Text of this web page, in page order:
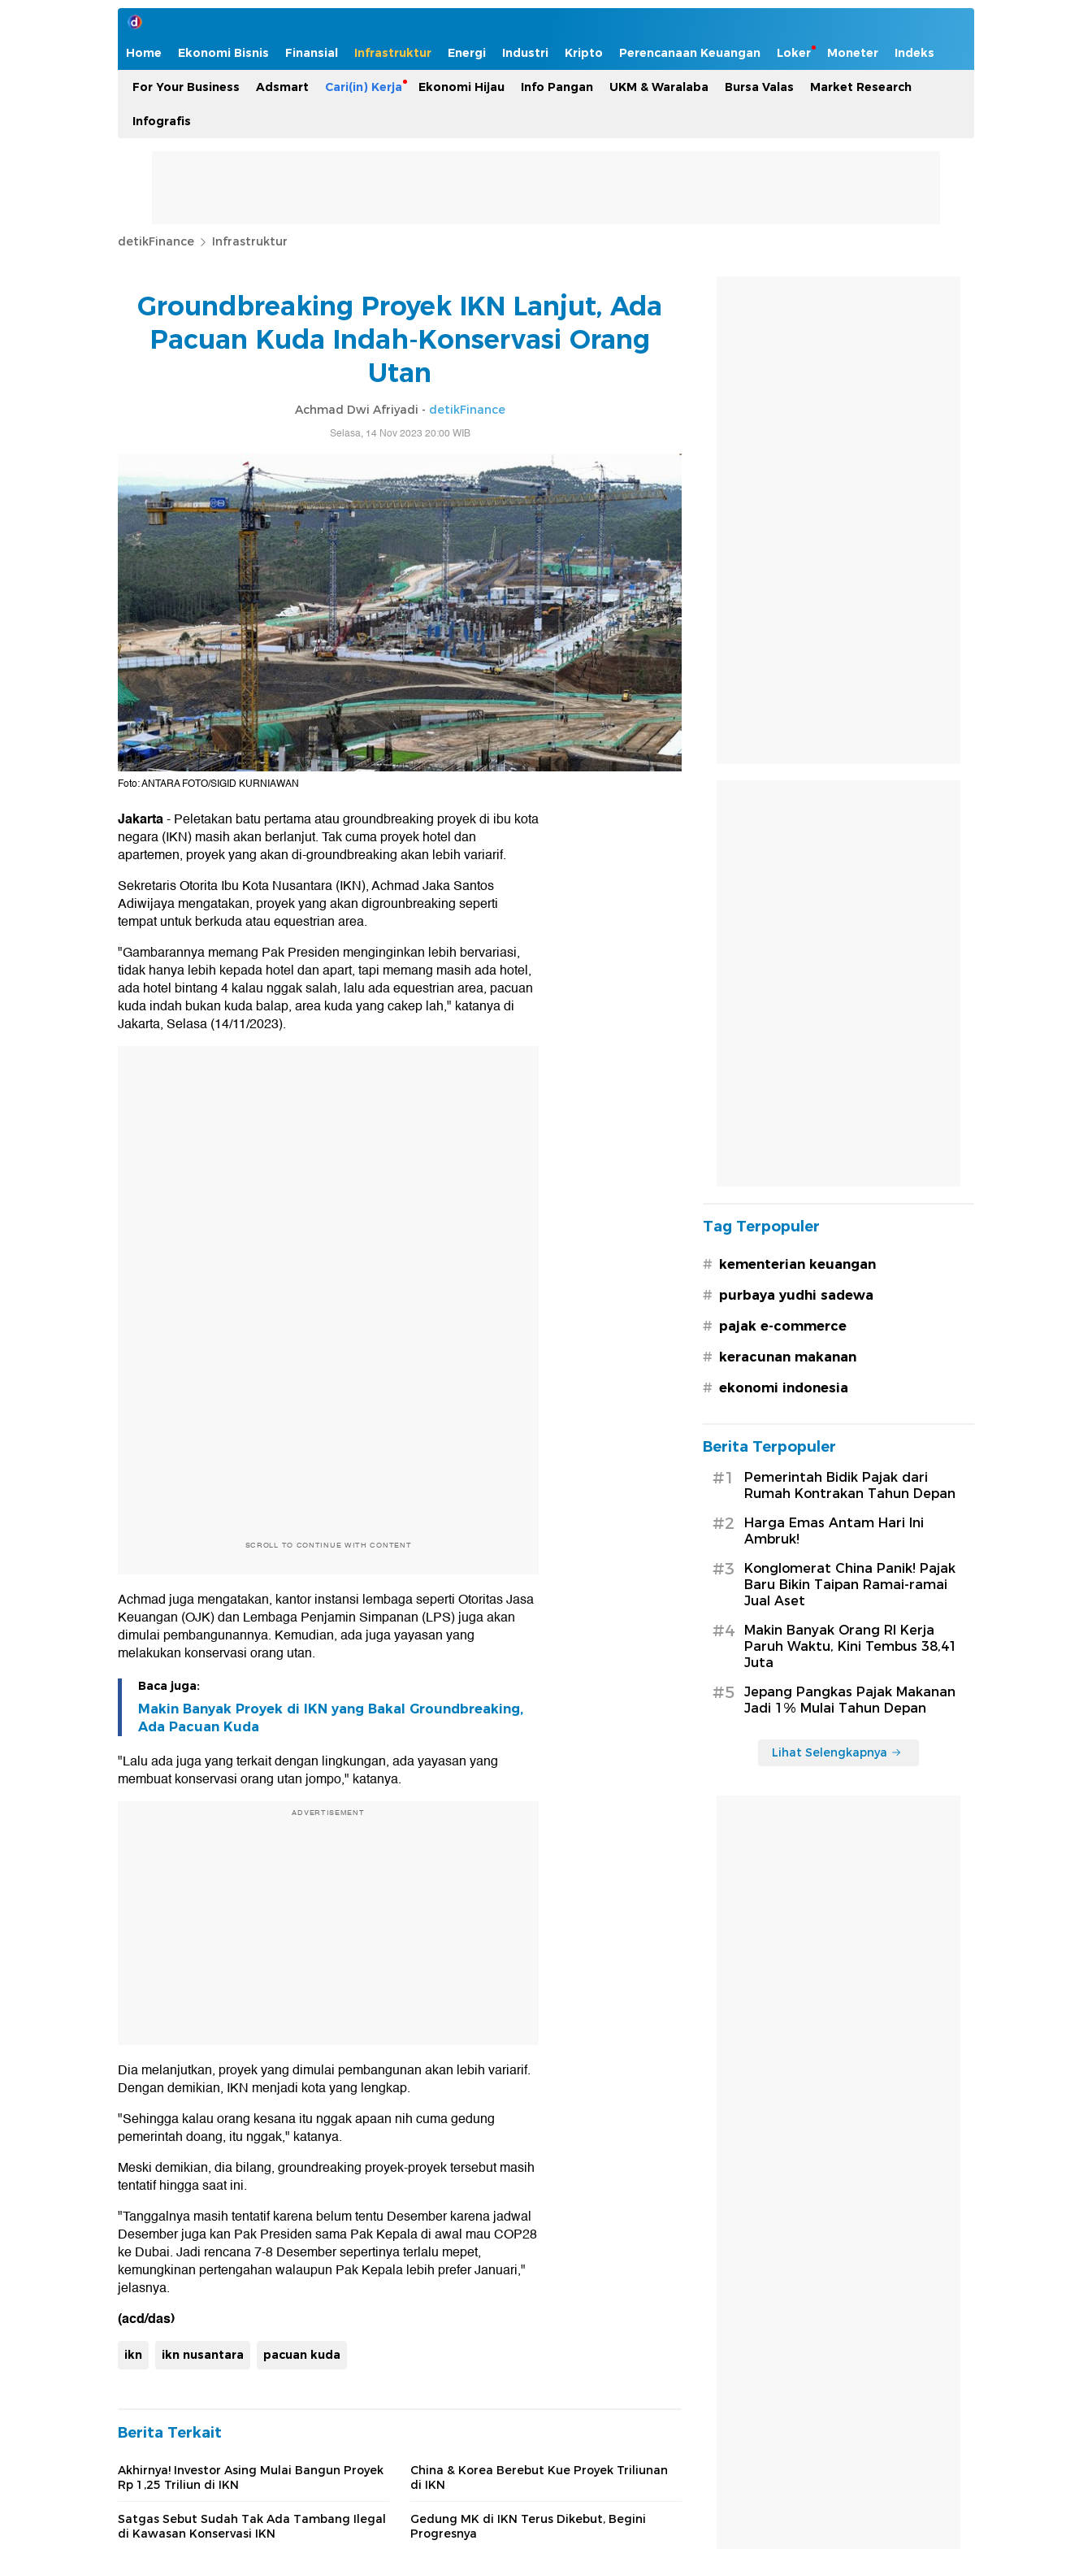
Home Ekonomi Bisnis Finansial Infrastruktur Energi Industri Kripto Perencanaan Keuangan Loker Moneter Indeks
For Your Business Adsmart Cari(in) Kerja Ekonomi Hijau Info Pangan UKM & Waralaba Bursa Valas Market Research
Infografis
detikFinance Infrastruktur
Groundbreaking Proyek IKN Lanjut, Ada
Pacuan Kuda Indah-Konservasi Orang
Utan
Achmad Dwi Afriyadi - detikFinance
Selasa, 14 Nov 2023 20:00 WIB
Foto: ANTARA FOTO/SIGID KURNIAWAN
Jakarta-Peletakan batu pertama atau groundbreaking proyek di ibu kota
negara (IKN) masih akan berlanjut. Tak cuma proyek hotel dan
apartemen, proyek yang akan di-groundbreaking akan lebih variarif.
Sekretaris Otorita Ibu Kota Nusantara (IKN), Achmad Jaka Santos
Adiwijaya mengatakan, proyek yang akan digrounbreaking seperti
tempat untuk berkuda atau equestrian area.
"Gambarannya memang Pak Presiden menginginkan lebih bervariasi,
tidak hanya lebih kepada hotel dan apart, tapi memang masih ada hotel,
ada hotel bintang 4 kalau nggak salah, lalu ada equestrian area, pacuan
kuda indah bukan kuda balap, area kuda yang cakep lah," katanya di
Jakarta, Selasa (14/11/2023).
SCROLL TO CONTINUE WITH CONTENT
Achmad juga mengatakan, kantor instansi lembaga seperti Otoritas Jasa
Keuangan (OJK) dan Lembaga Penjamin Simpanan (LPS) juga akan
dimulai pembangunannya. Kemudian, ada juga yayasan yang
melakukan konservasi orang utan.
Baca juga:
Makin Banyak Proyek di IKN yang Bakal Groundbreaking,
Ada Pacuan Kuda
"Lalu ada juga yang terkait dengan lingkungan, ada yayasan yang
membuat konservasi orang utan jompo," katanya.
ADVERTISEMENT
Dia melanjutkan, proyek yang dimulai pembangunan akan lebih variarif.
Dengan demikian, IKN menjadi kota yang lengkap.
"Sehingga kalau orang kesana itu nggak apaan nih cuma gedung
pemerintah doang, itu nggak," katanya.
Meski demikian, dia bilang, groundreaking proyek-proyek tersebut masih
tentatif hingga saat ini.
"Tanggalnya masih tentatif karena belum tentu Desember karena jadwal
Desember juga kan Pak Presiden sama Pak Kepala di awal mau COP28
ke Dubai. Jadi rencana 7-8 Desember sepertinya terlalu mepet,
kemungkinan pertengahan walaupun Pak Kepala lebih prefer Januari,"
jelasnya.
(acd/das)
ikn ikn nusantara pacuan kuda
Berita Terkait
Akhirnya! Investor Asing Mulai Bangun Proyek
Rp 1,25 Triliun di IKN
China & Korea Berebut Kue Proyek Triliunan
di IKN
Satgas Sebut Sudah Tak Ada Tambang Ilegal
di Kawasan Konservasi IKN
Gedung MK di IKN Terus Dikebut, Begini
Progresnya
Tag Terpopuler
# kementerian keuangan
# purbaya yudhi sadewa
# pajak e-commerce
# keracunan makanan
# ekonomi indonesia
Berita Terpopuler
#1
Pemerintah Bidik Pajak dari
Rumah Kontrakan Tahun Depan
#2
Harga Emas Antam Hari Ini
Ambruk!
#3
Konglomerat China Panik! Pajak
Baru Bikin Taipan Ramai-ramai
Jual Aset
#4
Makin Banyak Orang RI Kerja
Paruh Waktu, Kini Tembus 38,41
Juta
#5
Jepang Pangkas Pajak Makanan
Jadi 1% Mulai Tahun Depan
Lihat Selengkapnya